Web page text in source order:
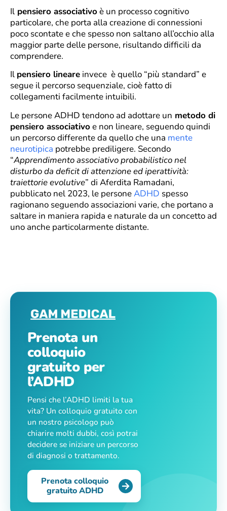
Il pensiero associativoè un processo cognitivo
particolare, che porta alla creazione di connessioni
poco scontate e che spesso non saltano all’occhio alla
maggior parte delle persone, risultando difficili da
comprendere.
Il pensiero lineare invece è quello “più standard” e
segue il percorso sequenziale, cioè fatto di
collegamenti facilmente intuibili.
Le persone ADHD tendono ad adottare un metodo di
pensiero associativoe non lineare, seguendo quindi
un percorso differente da quello che una mente
neurotipica potrebbe prediligere. Secondo
“Apprendimento associativo probabilistico nel
disturbo da deficit di attenzione ed iperattività:
traiettorie evolutive” di Aferdita Ramadani,
pubblicato nel 2023, le personeADHD spesso
ragionano seguendo associazioni varie, che portano a
saltare in maniera rapida e naturale da un concetto ad
uno anche particolarmente distante.
Prenota un
colloquio
gratuito per
l’ADHD
Pensi che l’ADHD limiti la tua
vita? Un colloquio gratuito con
un nostro psicologo può
chiarire molti dubbi, così potrai
decidere se iniziare un percorso
di diagnosi o trattamento.
Prenota colloquio
gratuito ADHD